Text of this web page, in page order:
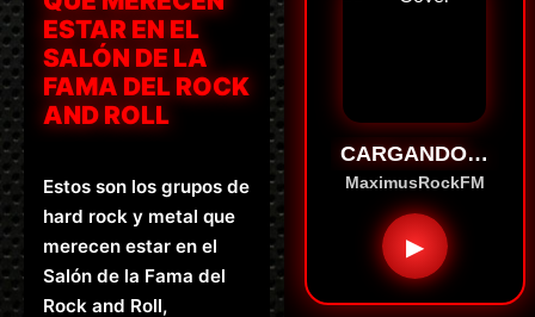
ESTAR EN EL
SALÓN DE LA
FAMA DEL ROCK
AND ROLL
Estos son los grupos de
hard rock y metal que
merecen estar en el
Salón de la Fama del
Rock and Roll,
CARGANDO…
MaximusRockFM
▶